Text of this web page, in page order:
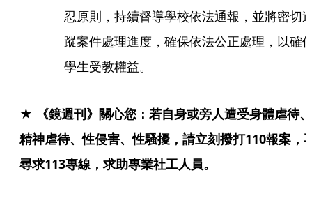
忍原則，持續督導學校依法通報，並將密切
蹤案件處理進度，確保依法公正處理，以確
學生受教權益。
★ 《鏡週刊》關心您：若自身或旁人遭受身體虐待、
精神虐待、性侵害、性騷擾，請立刻撥打110報案，
尋求113專線，求助專業社工人員。